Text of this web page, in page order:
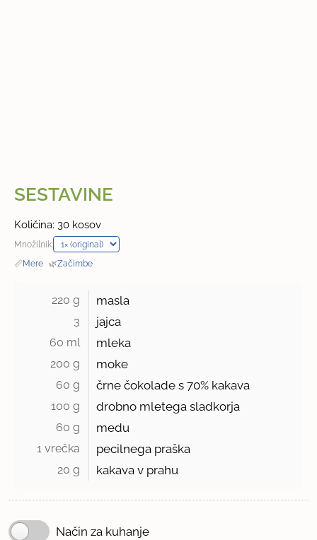
SESTAVINE
Količina: 30 kosov
Množilnik:
📏Mere · 🌿Začimbe
220 g masla
3 jajca
60 ml mleka
200 g moke
60 g črne čokolade s70% kakava
100 g drobno mletega sladkorja
60 g medu
1 vrečka pecilnega praška
20 g kakava v prahu
Način za kuhanje